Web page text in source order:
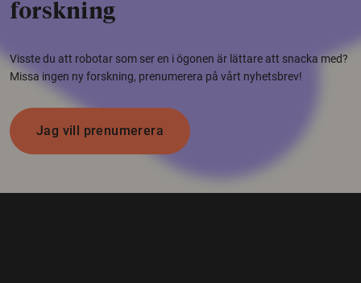
forskning
Visste du att robotar som ser en i ögonen är lättare att snacka med?
Missa ingen ny forskning, prenumerera på vårt nyhetsbrev!
Jag vill prenumerera